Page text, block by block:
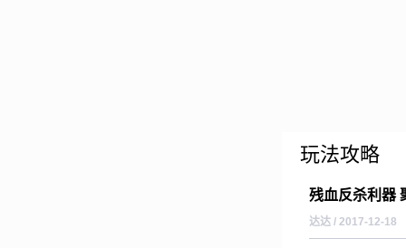
玩法攻略
残血反杀利器
达达 / 2017-12-18